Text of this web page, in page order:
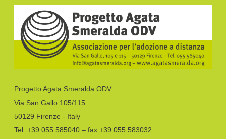
Progetto Agata Smeralda ODV
Via San Gallo 105/115
50129 Firenze - Italy
Tel. +39 055 585040 – fax +39 055 583032